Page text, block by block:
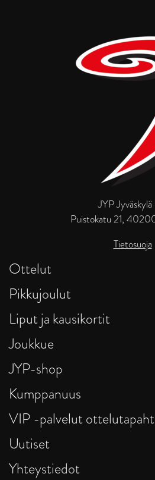
JYP
Puistokatu 21,
Tietosuoja
Ottelut
Pikkujoulut
Liput ja kausikortit
Joukkue
JYP-shop
Kumppanuus
VIP -palvelut
Uutiset
Yhteystiedot